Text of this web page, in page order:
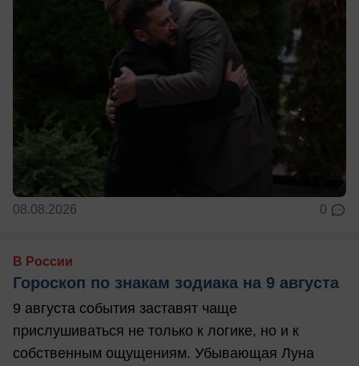
08.08.2026 0
В России
Гороскоп по знакам зодиака на 9 августа
9 августа события заставят чаще
прислушиваться не только к логике, но и к
собственным ощущениям. Убывающая Луна